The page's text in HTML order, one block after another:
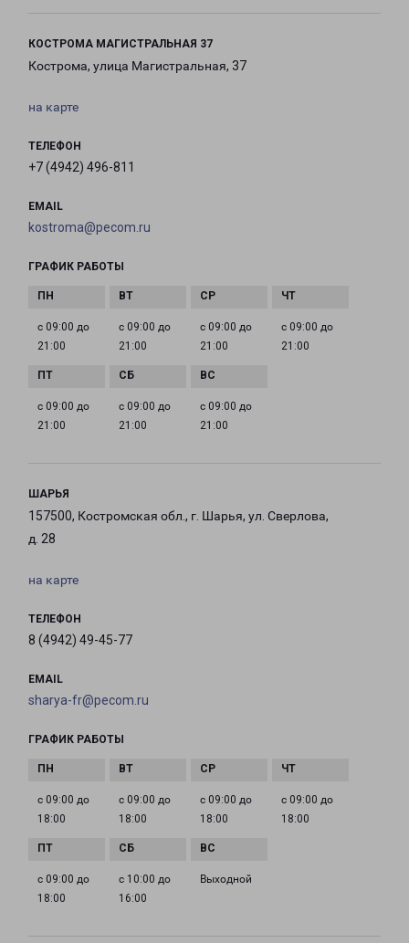
КОСТРОМА МАГИСТРАЛЬНАЯ 37
Кострома, улица Магистральная, 37
на карте
ТЕЛЕФОН
+7 (4942) 496-811
EMAIL
kostroma@pecom.ru
ГРАФИК РАБОТЫ
с 09:00 до
21:00
с 09:00 до
21:00
с 09:00 до
21:00
с 09:00 до
21:00
с 09:00 до
21:00
с 09:00 до
21:00
с 09:00 до
21:00
ШАРЬЯ
157500, Костромская обл., г. Шарья, ул. Сверлова,
д. 28
на карте
ТЕЛЕФОН
8 (4942) 49-45-77
EMAIL
sharya-fr@pecom.ru
ГРАФИК РАБОТЫ
с 09:00 до
18:00
с 09:00 до
18:00
с 09:00 до
18:00
с 09:00 до
18:00
с 09:00 до
18:00
с 10:00 до
16:00
Выходной